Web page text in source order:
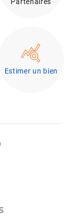
Estimer un bien